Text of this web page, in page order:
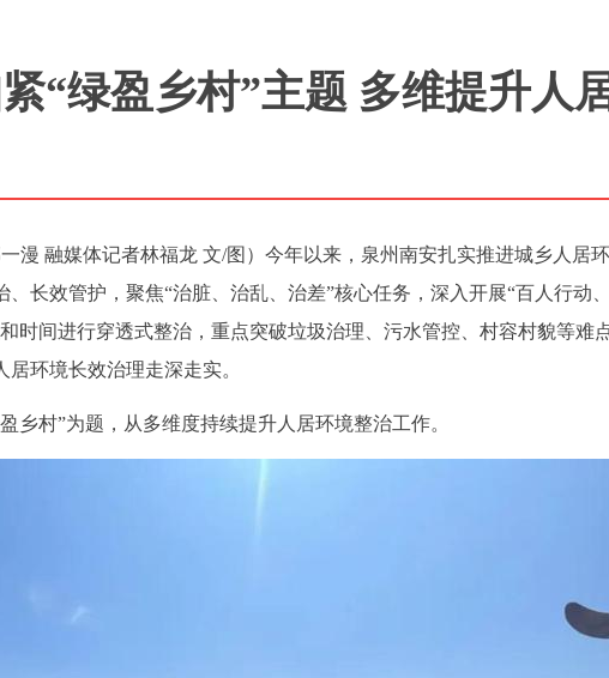
“绿盈乡村”主题 多维提升人
漫 融媒体记者林福龙 文/图）今年以来，泉州南安扎实推进城乡人居
长效管护，聚焦“治脏、治乱、治差”核心任务，深入开展“百人行动
时间进行穿透式整治，重点突破垃圾治理、污水管控、村容村貌等难
环境长效治理走深走实。
乡村”为题，从多维度持续提升人居环境整治工作。